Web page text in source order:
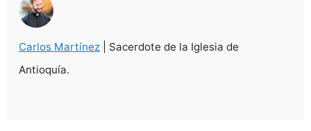
Carlos Martínez | Sacerdote de la Iglesia de
Antioquía.